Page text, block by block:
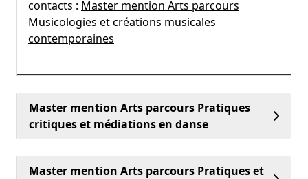
contacts : Master mention Arts parcours
Musicologies et créations musicales
contemporaines
Master mention Arts parcours Pratiques
critiques et médiations en danse
Master mention Arts parcours Pratiques et